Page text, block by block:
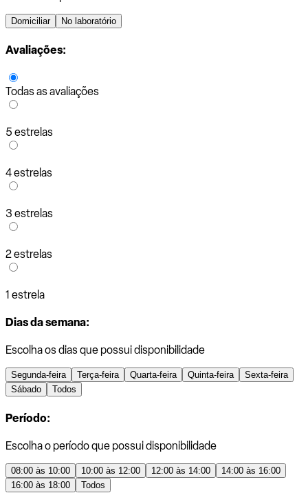
Domiciliar No laboratório
Avaliações:
Todas as avaliações
5 estrelas
4 estrelas
3 estrelas
2 estrelas
1 estrela
Dias da semana:
Escolha os dias que possui disponibilidade
Segunda-feira Terça-feira Quarta-feira Quinta-feira
Sexta-feira
Sábado
Todos
Período:
Escolha o período que possui disponibilidade
08:00 às 10:00 10:00 às 12:00 12:00 às 14:00
14:00 às 16:00
16:00 às 18:00
Todos